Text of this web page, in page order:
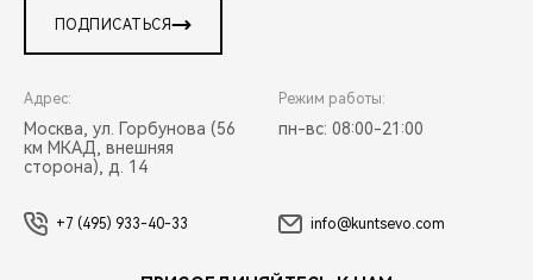
ПОДПИСАТЬСЯ
Адрес:
Москва, ул. Горбунова (56
км МКАД, внешняя
сторона), д. 14
Режим работы:
пн-вс: 08:00-21:00
+7 (495) 933-40-33 info@kuntsevo.com